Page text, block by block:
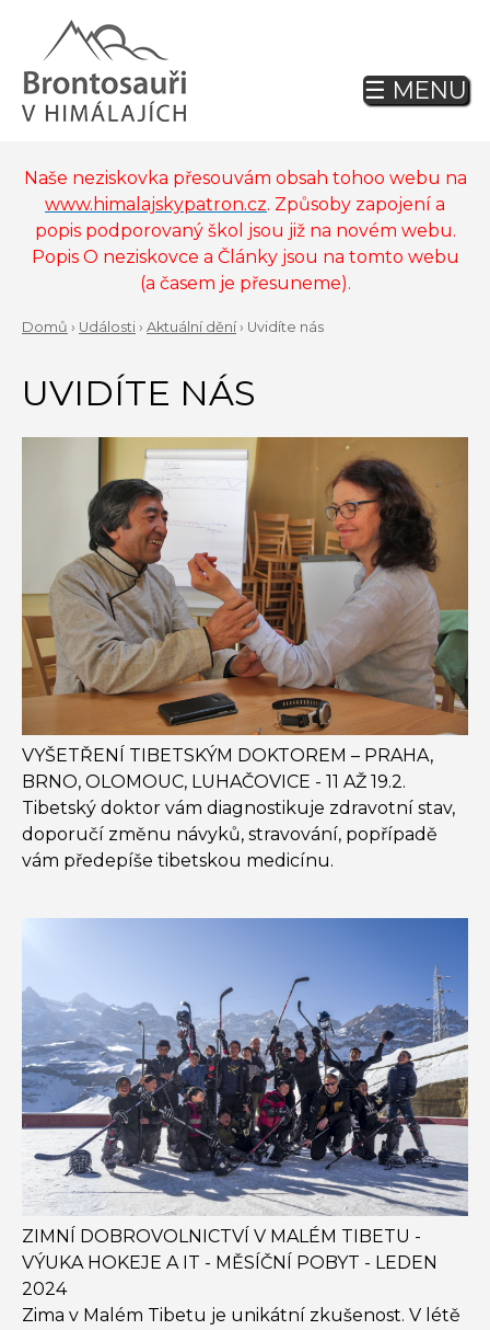
navigation
Naše neziskovka přesouvám obsah tohoo webu na
www.himalajskypatron.cz. Způsoby zapojení a
popis podporovaný škol jsou již na novém webu.
Popis O neziskovce a Články jsou na tomto webu
(a časem je přesuneme).
ARE
HERE
Domů › Události › Aktuální dění› Uvidíte nás
to
top
UVIDÍTE NÁS
VYŠETŘENÍ TIBETSKÝM DOKTOREM – PRAHA,
BRNO, OLOMOUC, LUHAČOVICE - 11 AŽ 19.2.
Tibetský doktor vám diagnostikuje zdravotní stav,
doporučí změnu návyků, stravování, popřípadě
vám předepíše tibetskou medicínu.
ZIMNÍ DOBROVOLNICTVÍ V MALÉM TIBETU -
VÝUKA HOKEJE A IT - MĚSÍČNÍ POBYT - LEDEN
2024
Zima v Malém Tibetu je unikátní zkušenost. V létě
Back
to
☰ MENU